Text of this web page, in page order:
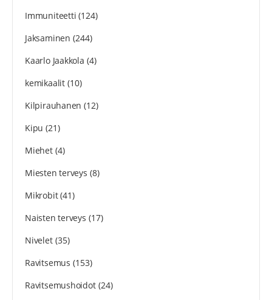
Immuniteetti (124)
Jaksaminen (244)
Kaarlo Jaakkola (4)
kemikaalit(10)
Kilpirauhanen (12)
Kipu (21)
Miehet(4)
Miesten terveys (8)
Mikrobit(41)
Naisten terveys (17)
Nivelet(35)
Ravitsemus (153)
Ravitsemushoidot(24)